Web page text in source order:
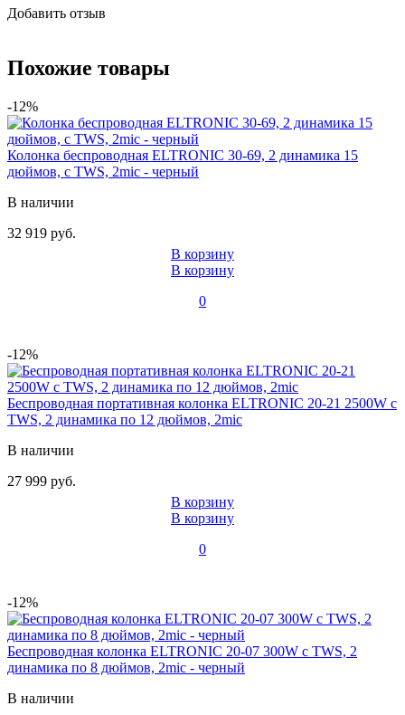
Добавить отзыв
Похожие товары
-12%
Колонка беспроводная ELTRONIC 30-69, 2 динамика 15
дюймов, с TWS, 2mic - черный
В наличии
32 919 руб.
В корзину
В корзину
0
-12%
Беспроводная портативная колонка ELTRONIC 20-21 2500W с
TWS, 2 динамика по 12 дюймов, 2mic
В наличии
27 999 руб.
В корзину
В корзину
0
-12%
Беспроводная колонка ELTRONIC 20-07 300W с TWS, 2
динамика по 8 дюймов, 2mic - черный
В наличии